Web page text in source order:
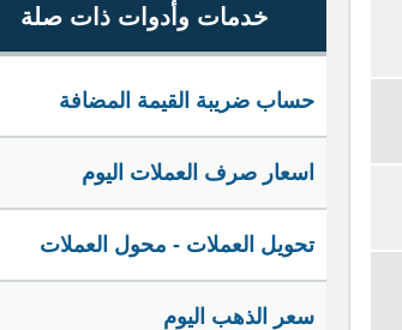
خدمات وأدوات ذات صلة
حساب ضريبة القيمة المضافة
اسعار صرف العملات اليوم
تحويل العملات - محول العملات
سعر الذهب اليوم